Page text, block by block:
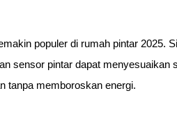
populer di rumah pintar 2025.
sensor pintar dapat menyesuaikan
tanpa memboroskan energi.